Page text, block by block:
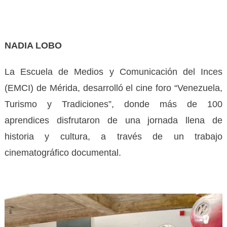
NADIA LOBO
La Escuela de Medios y Comunicación del Inces
(EMCI) de Mérida, desarrolló el cine foro “Venezuela,
Turismo y Tradiciones”, donde más de 100
aprendices disfrutaron de una jornada llena de
historia y cultura, a través de un trabajo
cinematográfico documental.